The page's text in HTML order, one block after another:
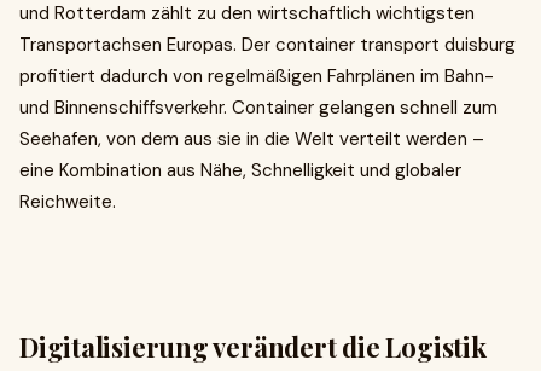
und Rotterdam zählt zu den wirtschaftlich wichtigsten
Transportachsen Europas. Der container transport duisburg
profitiert dadurch von regelmäßigen Fahrplänen im Bahn-
und Binnenschiffsverkehr. Container gelangen schnell zum
Seehafen, von dem aus sie in die Welt verteilt werden –
eine Kombination aus Nähe, Schnelligkeit und globaler
Reichweite.
Digitalisierung verändert die Logistik